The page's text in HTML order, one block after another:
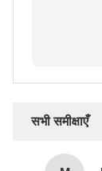
सभी समीक्षाएँ